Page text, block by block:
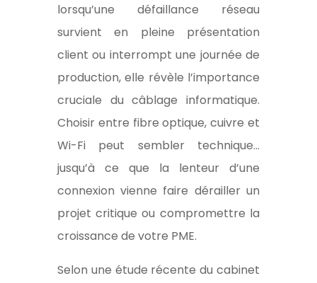
lorsqu’une défaillance réseau
survient en pleine présentation
client ou interrompt une journée de
production, elle révèle l’importance
cruciale du câblage informatique.
Choisir entre fibre optique, cuivre et
Wi-Fi peut sembler technique…
jusqu’à ce que la lenteur d’une
connexion vienne faire dérailler un
projet critique ou compromettre la
croissance de votre PME.
Selon une étude récente du cabinet